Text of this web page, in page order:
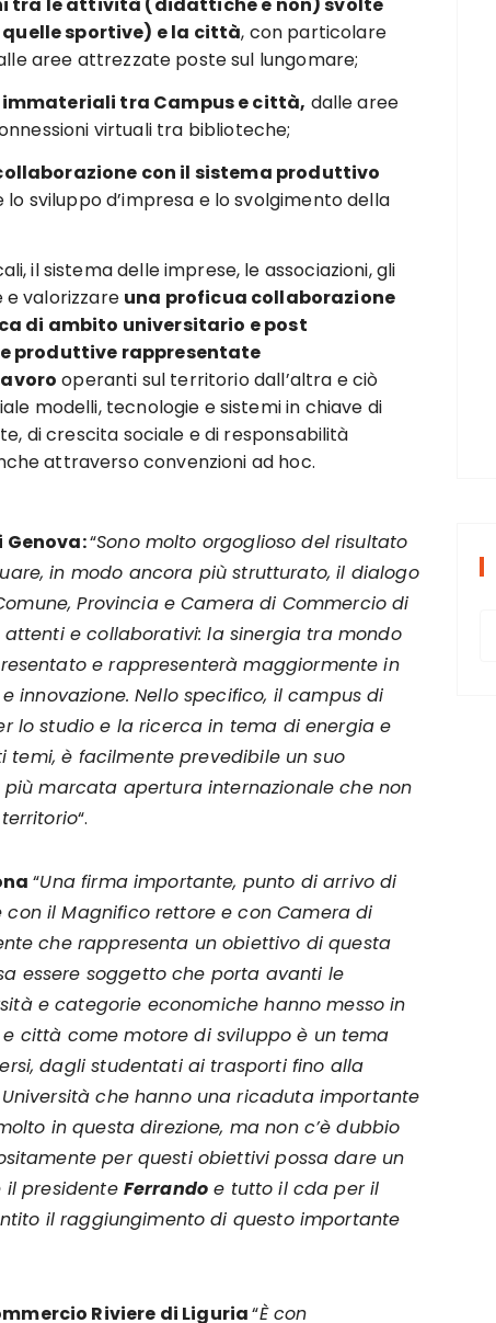
sportive) e la città, con particolare
aree attrezzate poste sul lungomare;
tra Campus e città, dalle aree
virtuali tra biblioteche;
con il sistema produttivo
sviluppo d’impresa e lo svolgimento della
il sistema delle imprese, le associazioni, gli
e valorizzare una proficua collaborazione
di ambito universitario e post
produttive rappresentate
operanti sul territorio dall’altra e ciò
modelli, tecnologie e sistemi in chiave di
di crescita sociale e di responsabilità
attraverso convenzioni ad hoc.
Genova:“Sono molto orgoglioso del risultato
in modo ancora più strutturato, il dialogo
Provincia e Camera di Commercio di
e collaborativi: la sinergia tra mondo
e rappresenterà maggiormente in
innovazione. Nello specifico, il campus di
lo studio e la ricerca in tema di energia e
temi, è facilmente prevedibile un suo
marcata apertura internazionale che non
“.
“Una firma importante, punto di arrivo di
il Magnifico rettore e con Camera di
che rappresenta un obiettivo di questa
essere soggetto che porta avanti le
e categorie economiche hanno messo in
città come motore di sviluppo è un tema
dagli studentati ai trasporti fino alla
che hanno una ricaduta importante
in questa direzione, ma non c’è dubbio
per questi obiettivi possa dare un
il presidente Ferrando e tutto il cda per il
il raggiungimento di questo importante
Riviere di Liguria“È con